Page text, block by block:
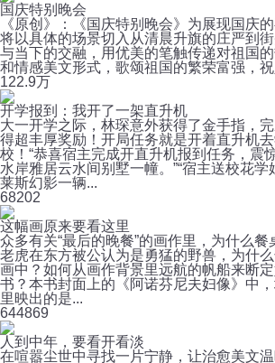
国庆特别晚会
《原创》：《国庆特别晚会》为展现国庆
将以具体的场景切入从清晨升旗的庄严到
与当下的交融，用优美的笔触传递对祖国
和情感美文形式，歌颂祖国的繁荣富强，祝
122.9万
开学报到：我开了一架直升机
大一开学之际，林琛意外获得了金手指，
得超丰厚奖励！开局任务就是开着直升机
校！“恭喜宿主完成开直升机报到任务，震
水岸雅居云水间别墅一幢。”“宿主送校花
莱斯幻影一辆...
68202
这幅画原来要看这里
众多有关“最后的晚餐”的画作里，为什么餐
老虎在东方被公认为是勇猛的野兽，为什
画中？如何从画作背景里远航的帆船来断
书？本书封面上的《阿诺芬尼夫妇像》中
里映出的是...
644869
人到中年，要看开看淡
在喧嚣尘世中寻找一片宁静，让治愈美文